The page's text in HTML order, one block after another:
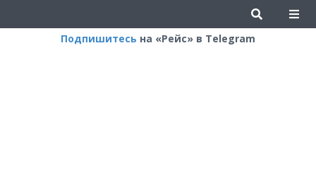
Подпишитесь на «Рейс» в Telegram